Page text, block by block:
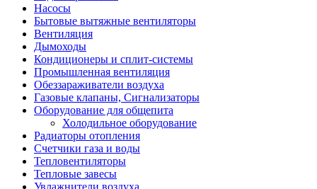
Насосы
Бытовые вытяжные вентиляторы
Вентиляция
Дымоходы
Кондиционеры и сплит-системы
Промышленная вентиляция
Обеззараживатели воздуха
Газовые клапаны, Сигнализаторы
Оборудование для общепита
Холодильное оборудование
Радиаторы отопления
Счетчики газа и воды
Тепловентиляторы
Тепловые завесы
Увлажнители воздуха